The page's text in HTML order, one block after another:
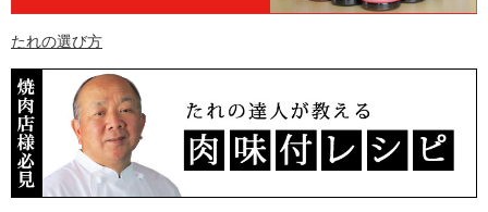
たれの選び方